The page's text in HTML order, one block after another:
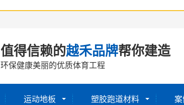
值得信赖的越禾品牌帮你建造
环保健康美丽的优质体育工程
运动地板 塑胶跑道材料